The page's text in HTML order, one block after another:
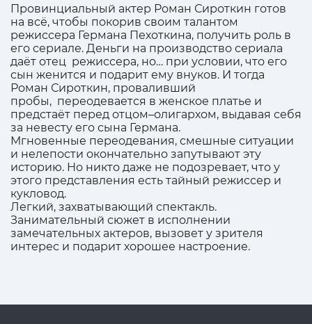
Провинциальный актер Роман Сироткин готов
на всё, чтобы покорив своим талантом
режиссера Германа Пехоткина, получить роль в
его сериале. Деньги на производство сериала
даёт отец режиссера, но… при условии, что его
сын женится и подарит ему внуков. И тогда
Роман Сироткин, проваливший
пробы, переодевается в женское платье и
предстаёт перед отцом–олигархом, выдавая себя
за невесту его сына Германа.
Мгновенные переодевания, смешные ситуации
и нелепости окончательно запутывают эту
историю. Но никто даже не подозревает, что у
этого представления есть тайный режиссер и
кукловод.
Легкий, захватывающий спектакль.
Занимательный сюжет в исполнении
замечательных актеров, вызовет у зрителя
интерес и подарит хорошее настроение.